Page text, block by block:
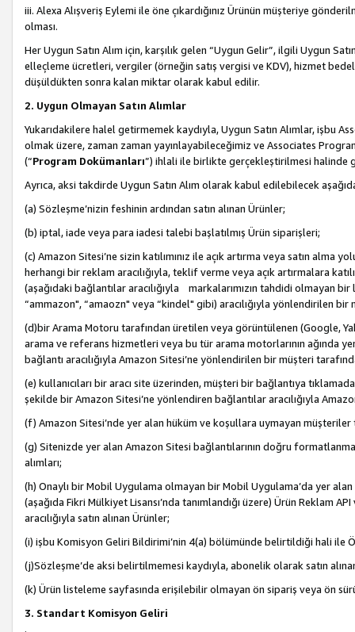
iii. Alexa Alışveriş Eylemi ile öne çıkardığınız Ürünün müşteriye
olması.
Her Uygun Satın Alım için, karşılık gelen “Uygun Gelir”, ilgili Uygun
elleçleme ücretleri, vergiler (örneğin satış vergisi ve KDV), hizmet
düşüldükten sonra kalan miktar olarak kabul edilir.
2. Uygun Olmayan Satın Alımlar
Yukarıdakilere halel getirmemek kaydıyla, Uygun Satın Alımlar, işbu
olmak üzere, zaman zaman yayınlayabileceğimiz ve Associates
(“Program Dokümanları”) ihlali ile birlikte gerçekleştirilmesi halinde
Ayrıca, aksi takdirde Uygun Satın Alım olarak kabul edilebilecek
(a) Sözleşme’nizin feshinin ardından satın alınan Ürünler;
(b) iptal, iade veya para iadesi talebi başlatılmış Ürün siparişleri;
(c) Amazon Sitesi’ne sizin katılımınız ile açık artırma veya satın alma
herhangi bir reklam aracılığıyla, teklif verme veya açık artırmalara
(aşağıdaki bağlantılar aracılığıyla markalarımızın tahdidi olmayan
“ammazon", “amaozn" veya “kindel" gibi) aracılığıyla yönlendirilen
(d)bir Arama Motoru tarafından üretilen veya görüntülenen (Google,
arama ve referans hizmetleri veya bu tür arama motorlarının ağında
bağlantı aracılığıyla Amazon Sitesi’ne yönlendirilen bir müşteri
(e) kullanıcıları bir aracı site üzerinden, müşteri bir bağlantıya
şekilde bir Amazon Sitesi’ne yönlendiren bağlantılar aracılığıyla
(f) Amazon Sitesi’nde yer alan hüküm ve koşullara uymayan müşteriler
(g) Sitenizde yer alan Amazon Sitesi bağlantılarının doğru
alımları;
(h) Onaylı bir Mobil Uygulama olmayan bir Mobil Uygulama’da yer
(aşağıda Fikri Mülkiyet Lisansı’nda tanımlandığı üzere) Ürün Reklam
aracılığıyla satın alınan Ürünler;
(i) işbu Komisyon Geliri Bildirimi’nin 4(a) bölümünde belirtildiği hali ile
(j)Sözleşme’de aksi belirtilmemesi kaydıyla, abonelik olarak satın
(k) Ürün listeleme sayfasında erişilebilir olmayan ön sipariş veya ön
3. Standart Komisyon Geliri